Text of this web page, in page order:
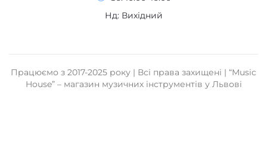
Нд: Вихідний
Працюємо з 2017-2025 року | Всі права захищені | “Music
House” – магазин музичних інструментів у Львові